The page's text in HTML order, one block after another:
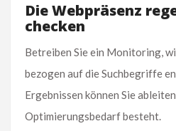
Die Webpräsenz
checken
Betreiben Sie ein Monitoring,
bezogen auf die Suchbegriffe
Ergebnissen können Sie
Optimierungsbedarf besteht.